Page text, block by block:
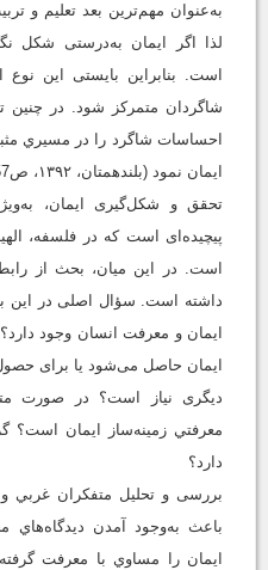
به‌عنوان مهم‌ترین بعد تعلیم و
لذا اگر ایمان به‌درستی شکل
است. بنابراین بايستی این
شاگردان متمركز شود. در چنين
احساسات شاگرد را در مسيري
ايمان نمود ‏(بلندهمتان، ۱۳۹۲، ص57 [با اندکی تصرف]).
تحقق و شکل‌گیری ایمان،
پيچيده‌ای است که‌ در فلسفه،
است. در این میان، بحث از
داشته است. سؤال اصلی در این
ايمان و معرفت‌ انسان وجود
ايمان حاصل می‌شود يا برای
دیگری نیاز است؟ در صورت
معرفتي زمينه‌ساز ايمان
دارد؟
بررسی و تحلیل متفكران غربي
باعث به‌وجود آمدن